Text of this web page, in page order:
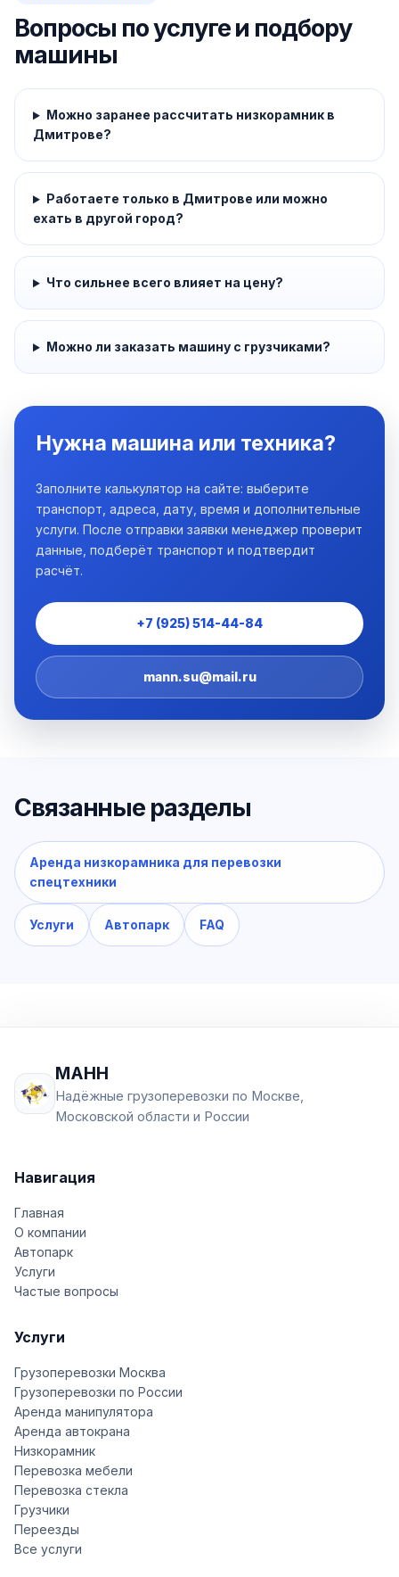
Вопросы по услуге и подбору
машины
Можно заранее рассчитать низкорамник в
Дмитрове?
Работаете только в Дмитрове или можно
ехать в другой город?
Что сильнее всего влияет на цену?
Можно ли заказать машину с грузчиками?
Нужна машина или техника?
Заполните калькулятор на сайте: выберите
транспорт, адреса, дату, время и дополнительные
услуги. После отправки заявки менеджер проверит
данные, подберёт транспорт и подтвердит
расчёт.
+7 (925) 514-44-84
mann.su@mail.ru
Связанные разделы
Аренда низкорамника для перевозки
спецтехники
Услуги Автопарк FAQ
МАНН
Надёжные грузоперевозки по Москве,
Московской области и России
Навигация
Главная
О компании
Автопарк
Услуги
Частые вопросы
Услуги
Грузоперевозки Москва
Грузоперевозки по России
Аренда манипулятора
Аренда автокрана
Низкорамник
Перевозка мебели
Перевозка стекла
Грузчики
Переезды
Все услуги